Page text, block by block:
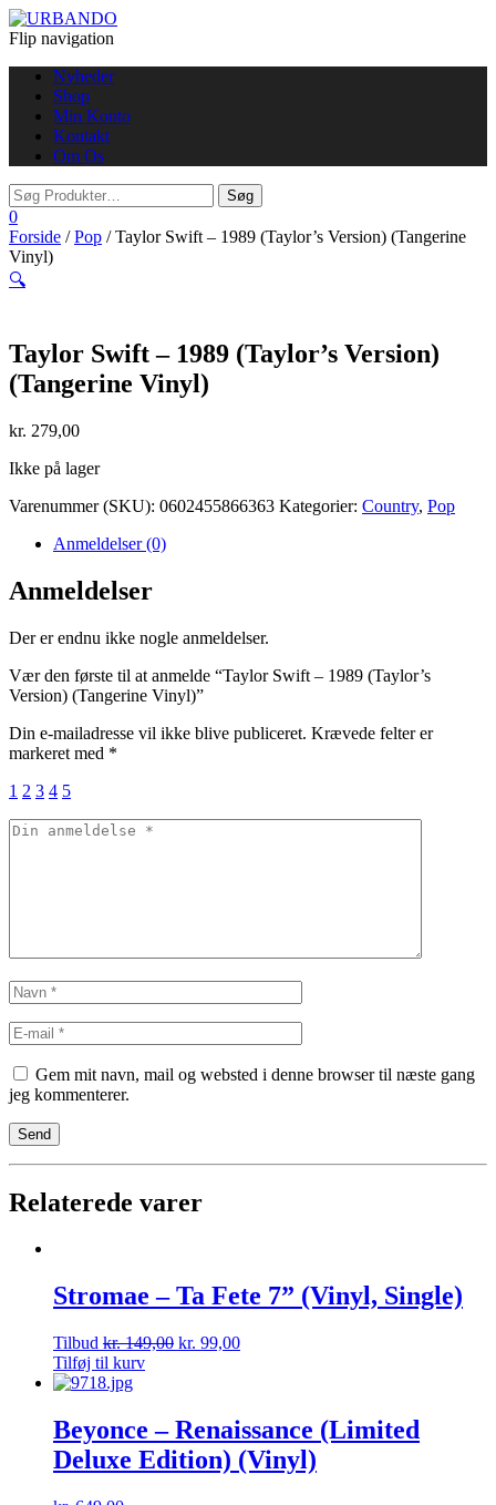
Flip navigation
Nyheder
Shop
Min Konto
Kontakt
Om Os
0
Forside /Pop / Taylor Swift – 1989 (Taylor’s Version) (Tangerine
Vinyl)
🔍
Taylor Swift – 1989 (Taylor’s Version)
(Tangerine Vinyl)
kr. 279,00
Ikke på lager
Varenummer (SKU): 0602455866363 Kategorier: Country, Pop
Anmeldelser (0)
Anmeldelser
Der er endnu ikke nogle anmeldelser.
Vær den første til at anmelde “Taylor Swift – 1989 (Taylor’s
Version) (Tangerine Vinyl)”
Din e-mailadresse vil ikke blive publiceret. Krævede felter er
markeret med *
1 2 3 4 5
Gem mit navn, mail og websted i denne browser til næste gang
jeg kommenterer.
Relaterede varer
Stromae – Ta Fete 7” (Vinyl, Single)
Tilbud kr.149,00 kr. 99,00
Tilføj til kurv
Beyonce – Renaissance (Limited
Deluxe Edition) (Vinyl)